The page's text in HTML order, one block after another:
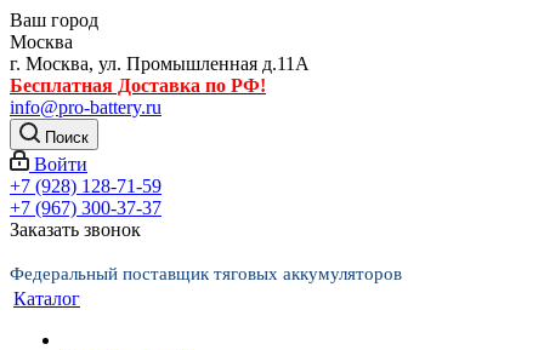
Ваш город
Москва
г. Москва, ул. Промышленная д.11А
Бесплатная Доставка по РФ!
info@pro-battery.ru
Поиск
Войти
+7 (928) 128-71-59
+7 (967) 300-37-37
Заказать звонок
Федеральный поставщик тяговых аккумуляторов
Каталог